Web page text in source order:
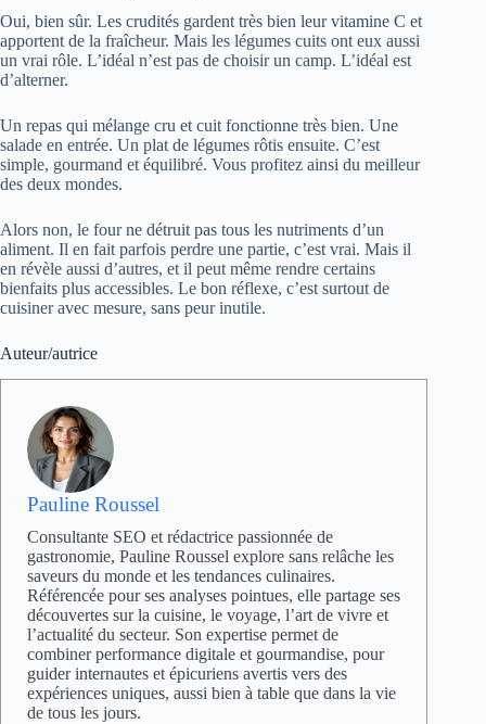
Oui, bien sûr. Les crudités gardent très bien leur vitamine C et
apportent de la fraîcheur. Mais les légumes cuits ont eux aussi
un vrai rôle. L’idéal n’est pas de choisir un camp. L’idéal est
d’alterner.
Un repas qui mélange cru et cuit fonctionne très bien. Une
salade en entrée. Un plat de légumes rôtis ensuite. C’est
simple, gourmand et équilibré. Vous profitez ainsi du meilleur
des deux mondes.
Alors non, le four ne détruit pas tous les nutriments d’un
aliment. Il en fait parfois perdre une partie, c’est vrai. Mais il
en révèle aussi d’autres, et il peut même rendre certains
bienfaits plus accessibles. Le bon réflexe, c’est surtout de
cuisiner avec mesure, sans peur inutile.
Auteur/autrice
Pauline Roussel
Consultante SEO et rédactrice passionnée de
gastronomie, Pauline Roussel explore sans relâche les
saveurs du monde et les tendances culinaires.
Référencée pour ses analyses pointues, elle partage ses
découvertes sur la cuisine, le voyage, l’art de vivre et
l’actualité du secteur. Son expertise permet de
combiner performance digitale et gourmandise, pour
guider internautes et épicuriens avertis vers des
expériences uniques, aussi bien à table que dans la vie
de tous les jours.